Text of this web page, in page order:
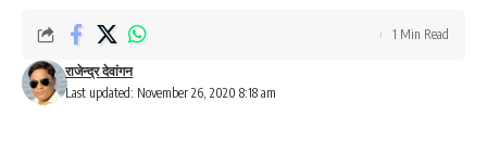
Last updated: November 26, 2020 8:18 am
राजेन्द्र देवांगन
1 Min Read